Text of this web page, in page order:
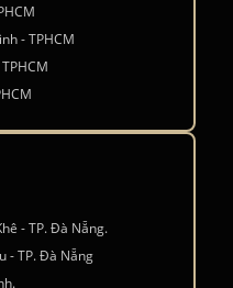
- TPHCM
- TP. Đà Nẵng.
- TP. Đà Nẵng